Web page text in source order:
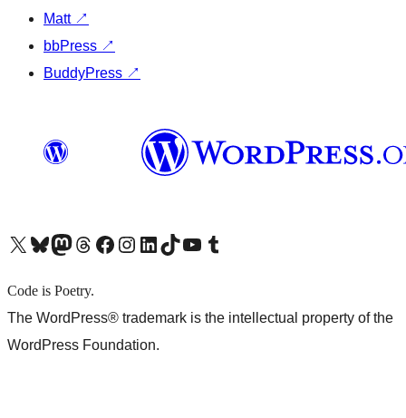
Matt ↗
bbPress ↗
BuddyPress ↗
X (旧 Twitter) アカウントへBluesky アカウントへMastodon アカウントへThreads アカウントへ Facebook ページへInstagram アカウントへ LinkedIn アカウントへTikTok アカウントへYouTube チャンネルへ Tumblr アカウントへ
Code is Poetry.
The WordPress® trademark is the intellectual property of the
WordPress Foundation.